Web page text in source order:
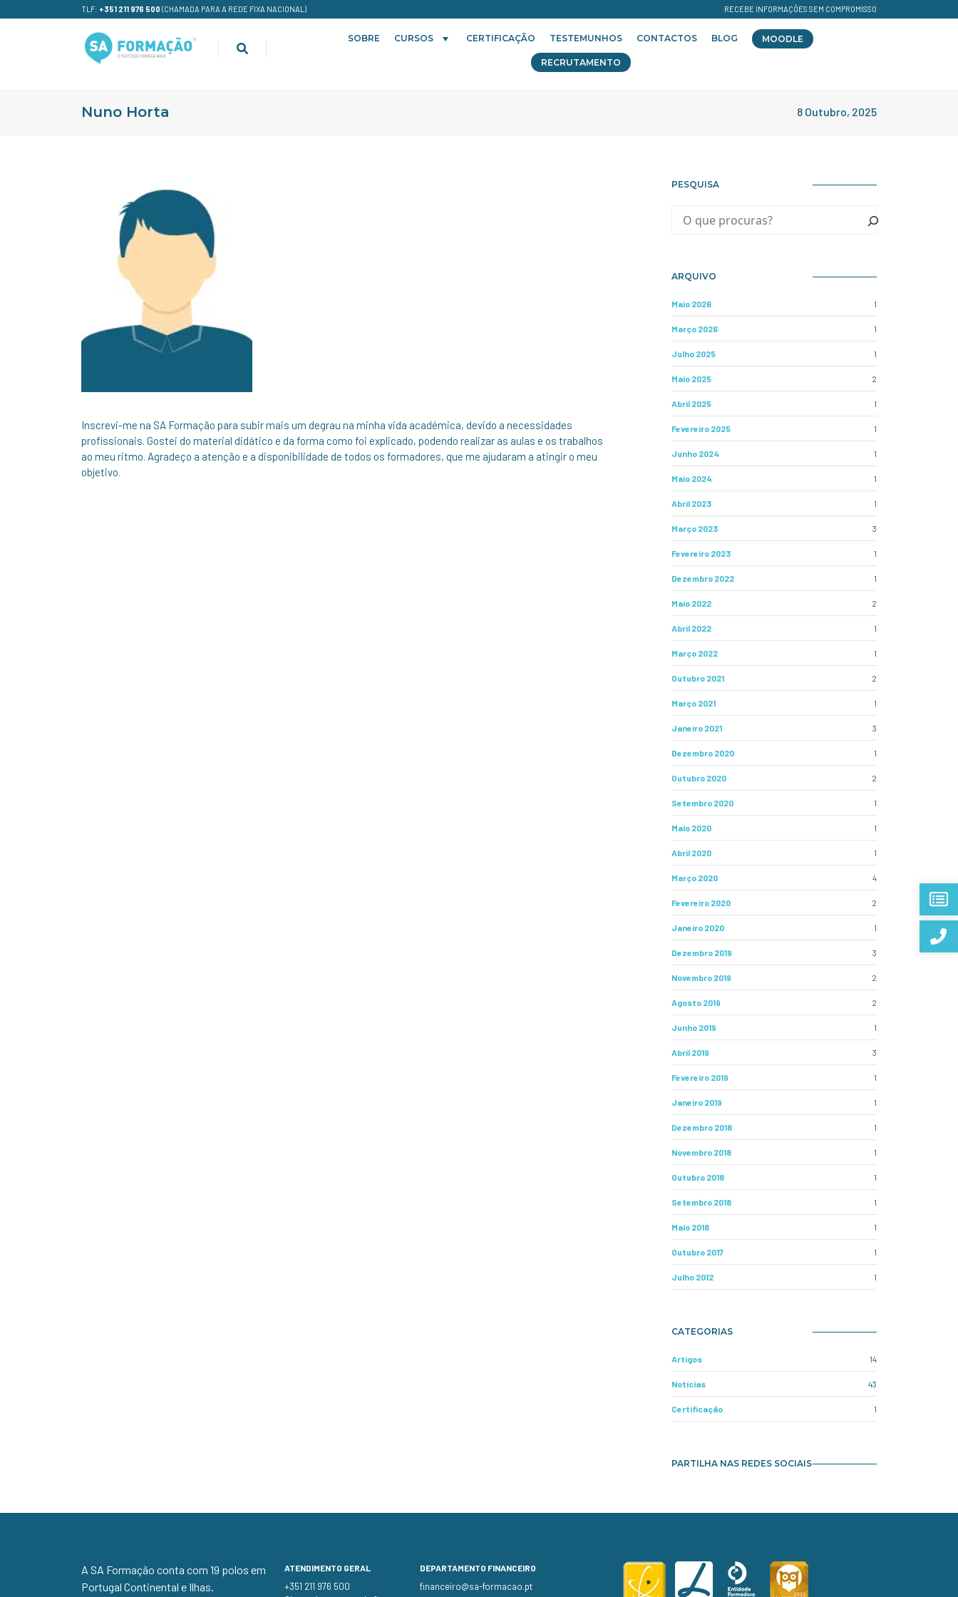
TLF: +351 211 976 500 (CHAMADA PARA A REDE FIXA NACIONAL) RECEBE INFORMAÇÕES SEM COMPROMISSO
SOBRE CURSOS CERTIFICAÇÃO TESTEMUNHOS CONTACTOS BLOG MOODLE
RECRUTAMENTO
Nuno Horta 8 Outubro, 2025
Inscrevi-me na SA Formação para subir mais um degrau na minha vida académica, devido a necessidades
profissionais. Gostei do material didático e da forma como foi explicado, podendo realizar as aulas e os trabalhos
ao meu ritmo. Agradeço a atenção e a disponibilidade de todos os formadores, que me ajudaram a atingir o meu
objetivo.
PESQUISA
ARQUIVO
Maio 2026 1
Março 2026 1
Julho 2025 1
Maio 2025 2
Abril 2025 1
Fevereiro 2025 1
Junho 2024 1
Maio 2024 1
Abril 2023 1
Março 2023 3
Fevereiro 2023 1
Dezembro 2022 1
Maio 2022 2
Abril 2022 1
Março 2022 1
Outubro 2021 2
Março 2021 1
Janeiro 2021 3
Dezembro 2020 1
Outubro 2020 2
Setembro 2020 1
Maio 2020 1
Abril 2020 1
Março 2020 4
Fevereiro 2020 2
Janeiro 2020 1
Dezembro 2019 3
Novembro 2019 2
Agosto 2019 2
Junho 2019 1
Abril 2019 3
Fevereiro 2019 1
Janeiro 2019 1
Dezembro 2018 1
Novembro 2018 1
Outubro 2018 1
Setembro 2018 1
Maio 2018 1
Outubro 2017 1
Julho 2012 1
CATEGORIAS
Artigos 14
Notícias 43
Certificação 1
PARTILHA NAS REDES SOCIAIS
A SA Formação conta com 19 polos em
Portugal Continental e Ilhas.
ATENDIMENTO GERAL
+351 211 976 500
DEPARTAMENTO FINANCEIRO
financeiro@sa-formacao.pt